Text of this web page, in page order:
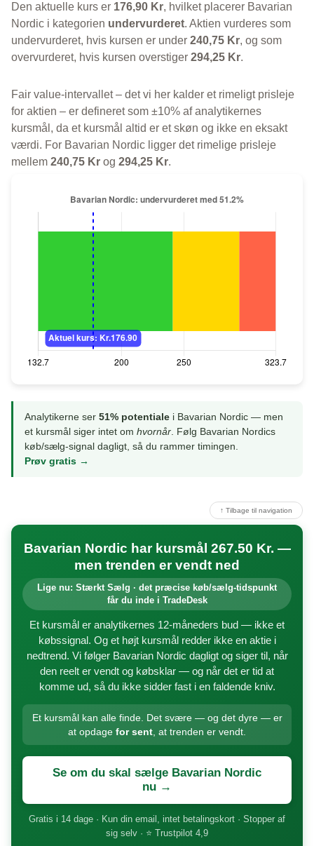
Den aktuelle kurs er 176,90 Kr, hvilket placerer Bavarian
Nordic i kategorien undervurderet. Aktien vurderes som
undervurderet, hvis kursen er under 240,75 Kr, og som
overvurderet, hvis kursen overstiger 294,25 Kr.
Fair value-intervallet – det vi her kalder et rimeligt prisleje
for aktien – er defineret som ±10% af analytikernes
kursmål, da et kursmål altid er et skøn og ikke en eksakt
værdi. For Bavarian Nordic ligger det rimelige prisleje
mellem 240,75 Kr og 294,25 Kr.
Analytikerne ser 51% potentiale i Bavarian Nordic — men
et kursmål siger intet om hvornår. Følg Bavarian Nordics
køb/sælg-signal dagligt, så du rammer timingen.
Prøv gratis →
↑ Tilbage til navigation
Bavarian Nordic har kursmål 267.50 Kr. —
men trenden er vendt ned
Lige nu: Stærkt Sælg · det præcise køb/sælg-tidspunkt
får du inde i TradeDesk
Et kursmål er analytikernes 12-måneders bud — ikke et
købssignal. Og et højt kursmål redder ikke en aktie i
nedtrend. Vi følger Bavarian Nordic dagligt og siger til, når
den reelt er vendt og købsklar — og når det er tid at
komme ud, så du ikke sidder fast i en faldende kniv.
Et kursmål kan alle finde. Det svære — og det dyre — er
at opdage for sent, at trenden er vendt.
Se om du skal sælge Bavarian Nordic
nu →
Gratis i 14 dage · Kun din email, intet betalingskort · Stopper af
sig selv · ⭐ Trustpilot 4,9